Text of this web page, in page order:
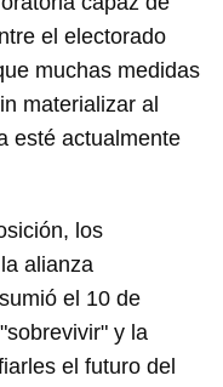
el electorado
muchas medidas
materializar al
esté actualmente
los
alianza
el 10 de
y la
el futuro del